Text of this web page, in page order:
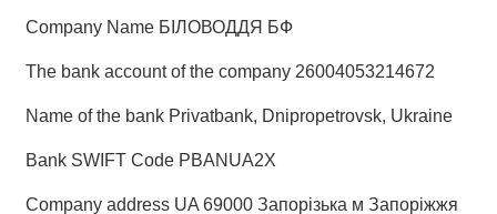
Company Name БIЛОВОДДЯ БФ
The bank account of the company 26004053214672
Name of the bank Privatbank, Dnipropetrovsk, Ukraine
Bank SWIFT Code PBANUA2X
Company address UA 69000 Запорiзька м Запорiжжя